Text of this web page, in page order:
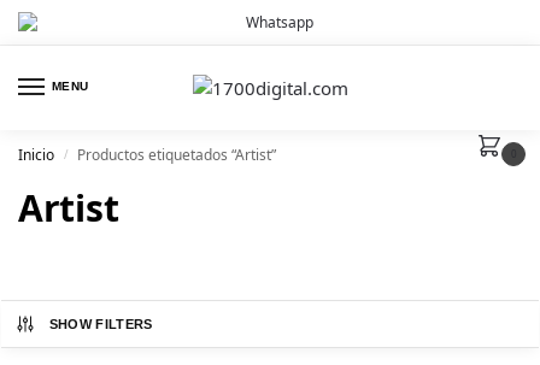
MENU
Inicio / Productos etiquetados “Artist”
Artist
SHOW FILTERS